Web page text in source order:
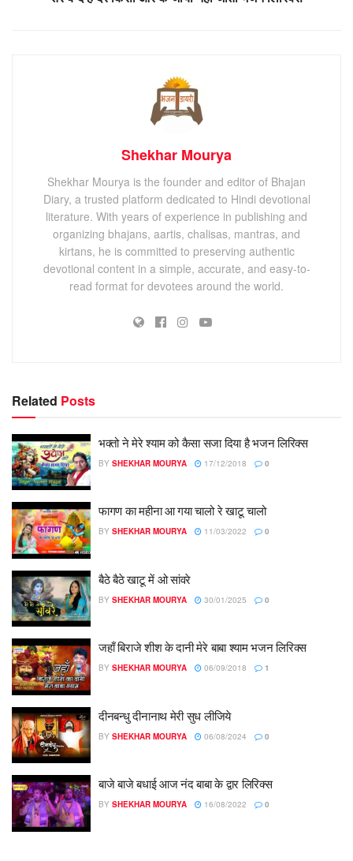
Shekhar Mourya
Shekhar Mourya is the founder and editor of Bhajan
Diary, a trusted platform dedicated to Hindi devotional
literature. With years of experience in publishing and
organizing bhajans, aartis, chalisas, mantras, and
kirtans, he is committed to preserving authentic
devotional content in a simple, accurate, and easy-to-
read format for devotees around the world.
Related Posts
भक्तो ने मेरे श्याम को कैसा सजा दिया है भजन लिरिक्स
BY SHEKHAR MOURYA 17/12/2018 0
फागण का महीना आ गया चालो रे खाटू चालो
BY SHEKHAR MOURYA 11/03/2022 0
बैठे बैठे खाटू में ओ सांवरे
BY SHEKHAR MOURYA 30/01/2025 0
जहाँ बिराजे शीश के दानी मेरे बाबा श्याम भजन लिरिक्स
BY SHEKHAR MOURYA 06/09/2018 1
दीनबन्धु दीनानाथ मेरी सुध लीजिये
BY SHEKHAR MOURYA 06/08/2024 0
बाजे बाजे बधाई आज नंद बाबा के द्वार लिरिक्स
BY SHEKHAR MOURYA 16/08/2022 0